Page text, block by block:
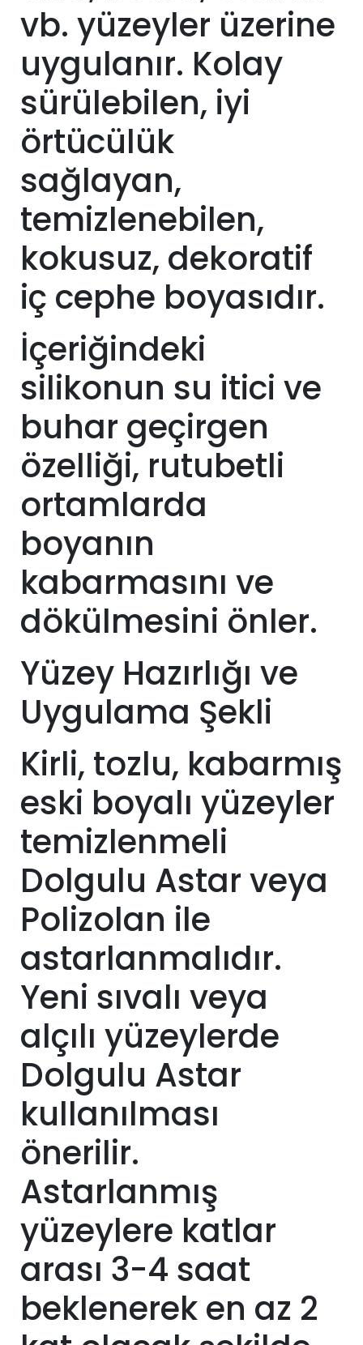
vb. yüzeyler üzerine
uygulanır. Kolay
sürülebilen, iyi
örtücülük
sağlayan,
temizlenebilen,
kokusuz, dekoratif
iç cephe boyasıdır.
İçeriğindeki
silikonun su itici ve
buhar geçirgen
özelliği, rutubetli
ortamlarda
boyanın
kabarmasını ve
dökülmesini önler.
Yüzey Hazırlığı ve
Uygulama Şekli
Kirli, tozlu, kabarmış
eski boyalı yüzeyler
temizlenmeli
Dolgulu Astar veya
Polizolan ile
astarlanmalıdır.
Yeni sıvalı veya
alçılı yüzeylerde
Dolgulu Astar
kullanılması
önerilir.
Astarlanmış
yüzeylere katlar
arası 3-4 saat
beklenerek en az 2